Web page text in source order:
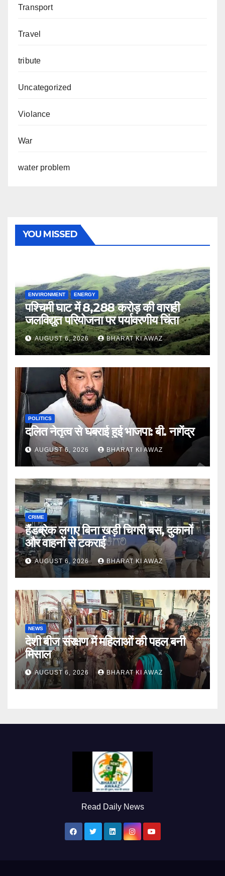
Transport
Travel
tribute
Uncategorized
Violance
War
water problem
YOU MISSED
ENVIRONMENT ENERGY
पश्चिमी घाट में 8,288 करोड़ की वाराही
जलविद्युत परियोजना पर पर्यावरणीय चिंता
AUGUST 6, 2026 BHARAT KI AWAZ
POLITICS
दलित नेतृत्व से घबराई हुई भाजपा: बी. नागेंद्र
AUGUST 6, 2026 BHARAT KI AWAZ
CRIME
हैंडब्रेक लगाए बिना खड़ी चिगरी बस, दुकानों
और वाहनों से टकराई
AUGUST 6, 2026 BHARAT KI AWAZ
NEWS
देशी बीज संरक्षण में महिलाओं की पहल बनी
मिसाल
AUGUST 6, 2026 BHARAT KI AWAZ
Read Daily News